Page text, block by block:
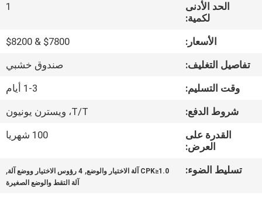
جولة
المصنع
مراقبة
الجودة
اتصل
الحد الأدنى
لكمية:
1
الأسعار:
$7800 & $8200
تفاصيل التغليف:
صندوق خشبي
وقت التسليم:
1-3 أيام
شروط الدفع:
T/T، ويسترن يونيون
القدرة على
العرض:
100 شهريا
تسليط الضوء: CPK≥1.0 آلة الاختيار والوضع , 4 رؤوس الاختيار ووضع آلة ,
آلة التقط والوضع الصغيرة